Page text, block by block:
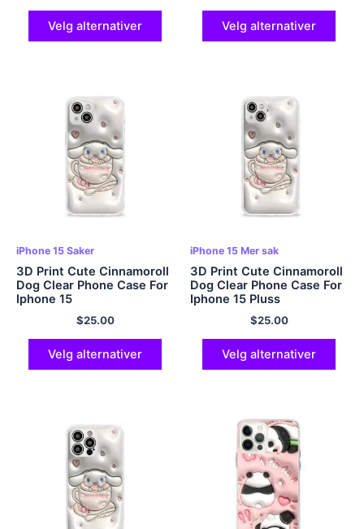
Velg alternativer Velg alternativer
iPhone 15 Saker
3D Print Cute Cinnamoroll
Dog Clear Phone Case For
Iphone 15
$25.00
Velg alternativer
iPhone 15 Mer sak
3D Print Cute Cinnamoroll
Dog Clear Phone Case For
Iphone 15 Pluss
$25.00
Velg alternativer